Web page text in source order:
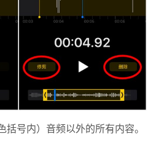
括号内）音频以外的所有内容。